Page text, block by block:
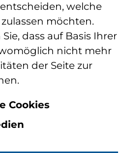
Jubiläum
experimentieren
2015 an der
zum
Februar willkommen
welche
möchten.
dass auf Basis Ihrer
nicht mehr
der Seite zur
Cookies